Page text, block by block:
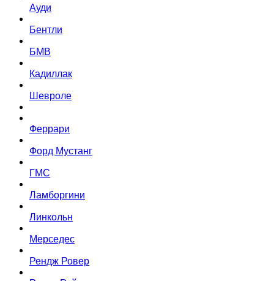
Ауди
Бентли
БМВ
Кадиллак
Шевроле
Феррари
Форд Мустанг
ГМС
Ламборгини
Линкольн
Мерседес
Рендж Ровер